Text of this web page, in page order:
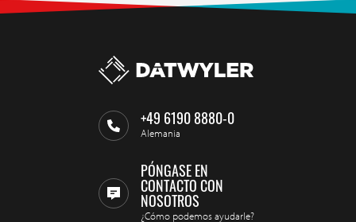
+49 6190 8880-0
Alemania
PÓNGASE EN
CONTACTO CON
NOSOTROS
¿Cómo podemos ayudarle?